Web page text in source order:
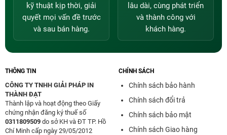
kỹ thuật kịp thời, giải
quyết mọi vấn đề trước
và sau bán hàng.
lâu dài, cùng phát triển
và thành công với
khách hàng.
THÔNG TIN
CÔNG TY TNHH GIẢI PHÁP IN
THÀNH ĐẠT
Thành lập và hoạt động theo Giấy
chứng nhận đăng ký thuế số
0311809509 do sở KH và ĐT TP. Hồ
Chí Minh cấp ngày 29/05/2012
CHÍNH SÁCH
Chính sách bảo hành
Chính sách đổi trả
Chính sách bảo mật
Chính sách Giao hàng